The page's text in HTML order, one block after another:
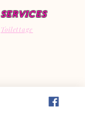
SERVICES
Toilettage